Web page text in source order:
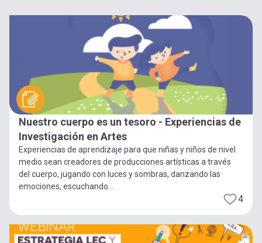
Nuestro cuerpo es un tesoro - Experiencias de
Investigación en Artes
Experiencias de aprendizaje para que niñas y niños de nivel
medio sean creadores de producciones artísticas a través
del cuerpo, jugando con luces y sombras, danzando las
emociones, escuchando...
4